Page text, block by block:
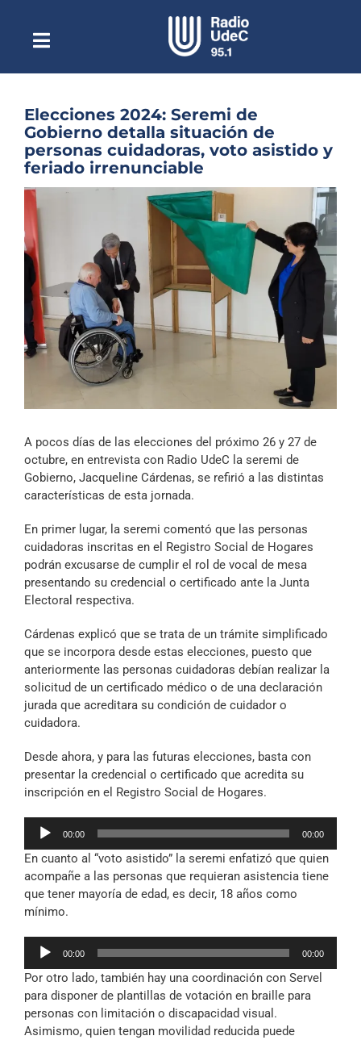
contenidoToggle
NavigationEscuchar Radio UdeC en vivo
Quiénes Somos
Programación
Podcast
Noticias
Reportajes
Columnas
Música Clásica
Especiales
Archivo Sonoro
Elecciones 2024: Seremi de
Gobierno detalla situación de
personas cuidadoras, voto asistido y
feriado irrenunciable
Ver
imagen
más
grande
A pocos días de las elecciones del próximo 26 y 27 de
octubre, en entrevista con Radio UdeC la seremi de
Gobierno, Jacqueline Cárdenas, se refirió a las distintas
características de esta jornada.
En primer lugar, la seremi comentó que las personas
cuidadoras inscritas en el Registro Social de Hogares
podrán excusarse de cumplir el rol de vocal de mesa
presentando su credencial o certificado ante la Junta
Electoral respectiva.
Cárdenas explicó que se trata de un trámite simplificado
que se incorpora desde estas elecciones, puesto que
anteriormente las personas cuidadoras debían realizar la
solicitud de un certificado médico o de una declaración
jurada que acreditara su condición de cuidador o
cuidadora.
Desde ahora, y para las futuras elecciones, basta con
presentar la credencial o certificado que acredita su
inscripción en el Registro Social de Hogares.
Reproductor
audio
00:00 00:00
En cuanto al “voto asistido” la seremi enfatizó que quien
acompañe a las personas que requieran asistencia tiene
que tener mayoría de edad, es decir, 18 años como
mínimo.
Reproductor
audio
00:00 00:00
Por otro lado, también hay una coordinación con Servel
para disponer de plantillas de votación en braille para
personas con limitación o discapacidad visual.
Asimismo, quien tengan movilidad reducida puede